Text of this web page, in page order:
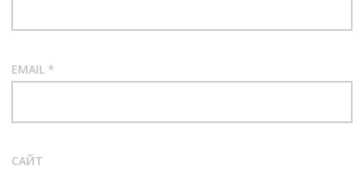
EMAIL *
САЙТ